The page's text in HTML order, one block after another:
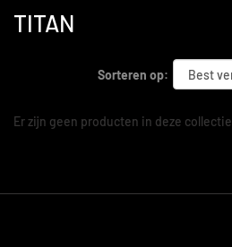
TITAN
Sorteren op:
Er zijn geen producten in deze collectie